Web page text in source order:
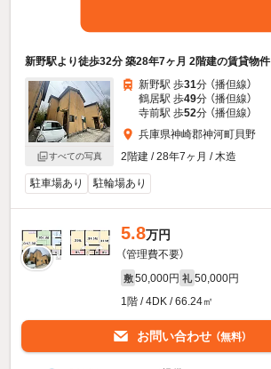
新野駅より徒歩32分 築28年7ヶ月 2階建の賃貸物件
すべての写真
新野駅 歩31分 （播但線）
鶴居駅 歩49分 （播但線）
寺前駅 歩52分 （播但線）
兵庫県神崎郡神河町貝野
2階建 / 28年7ヶ月 / 木造
駐車場あり 駐輪場あり
5.8万円
（管理費不要）
敷 50,000円 礼 50,000円
1階 / 4DK / 66.24㎡
お問い合わせ （無料）